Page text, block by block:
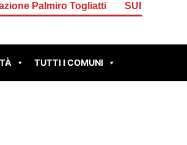
Togliatti SUBIACO – Scout
TUTTI I COMUNI